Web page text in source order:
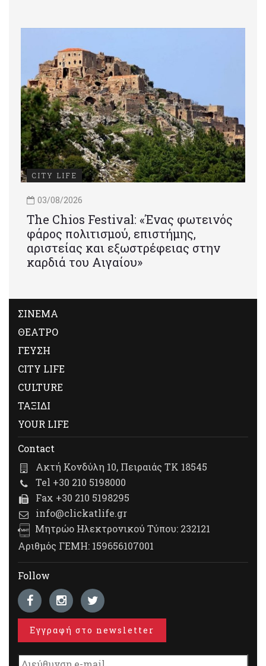
CITY LIFE
03/08/2026
Τhe Chios Festival: «Ένας φωτεινός
φάρος πολιτισμού, επιστήμης,
αριστείας και εξωστρέφειας στην
καρδιά του Αιγαίου»
ΣΙΝΕΜΑ
ΘΕΑΤΡΟ
ΓΕΥΣΗ
CITY LIFE
CULTURE
ΤΑΞΙΔΙ
YOUR LIFE
Contact
Ακτή Κονδύλη 10, Πειραιάς ΤΚ 18545
Tel +30 210 5198000
Fax +30 210 5198295
info@clickatlife.gr
Μητρώο Ηλεκτρονικού Τύπου: 232121
Αριθμός ΓΕΜΗ: 159656107001
Follow
Εγγραφή στο newsletter